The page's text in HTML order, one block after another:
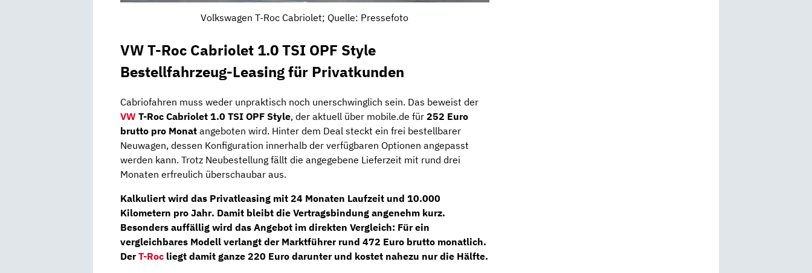
Volkswagen T-Roc Cabriolet; Quelle: Pressefoto
VW T-Roc Cabriolet 1.0 TSI OPF Style
Bestellfahrzeug-Leasing für Privatkunden
Cabriofahren muss weder unpraktisch noch unerschwinglich sein. Das beweist der
VW T-Roc Cabriolet 1.0 TSI OPF Style, der aktuell über mobile.de für 252 Euro
brutto pro Monat angeboten wird. Hinter dem Deal steckt ein frei bestellbarer
Neuwagen, dessen Konfiguration innerhalb der verfügbaren Optionen angepasst
werden kann. Trotz Neubestellung fällt die angegebene Lieferzeit mit rund drei
Monaten erfreulich überschaubar aus.
Kalkuliert wird das Privatleasing mit 24 Monaten Laufzeit und 10.000
Kilometern pro Jahr. Damit bleibt die Vertragsbindung angenehm kurz.
Besonders auffällig wird das Angebot im direkten Vergleich: Für ein
vergleichbares Modell verlangt der Marktführer rund 472 Euro brutto monatlich.
DerT-Roc liegt damit ganze 220 Euro darunter und kostet nahezu nur die Hälfte.